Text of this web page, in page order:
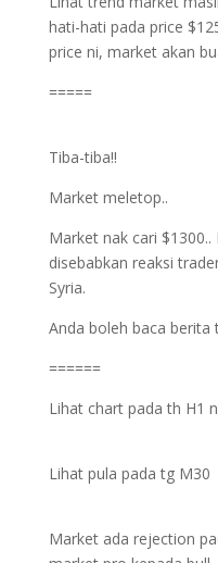
hati-hati pada price
price ni, market akan
=====
Tiba-tiba!!
Market meletop..
Market nak cari
disebabkan reaksi
Syria.
Anda boleh baca berita
======
Lihat chart pada th H1
Lihat pula pada tg M30
Market ada rejection